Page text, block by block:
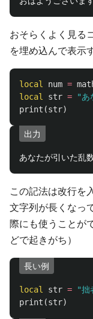
おそらくよく見る
を埋め込んで表示
local num =
local
str = "あ
print (str)
出力
この記法は改行を
文字列が長くなっ
際にも使うことが
どで起きがち）
長い例
local str =
"拙
print (str)